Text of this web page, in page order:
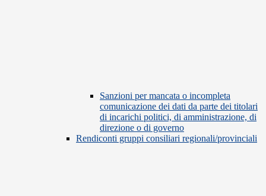
Sanzioni per mancata o incompleta
comunicazione dei dati da parte dei titolari
di incarichi politici, di amministrazione, di
direzione o di governo
Rendiconti gruppi consiliari regionali/provinciali